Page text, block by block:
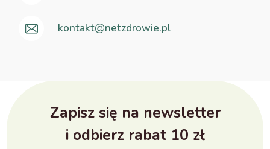
kontakt@netzdrowie.pl
Zapisz się na newsletter
i odbierz rabat 10 zł